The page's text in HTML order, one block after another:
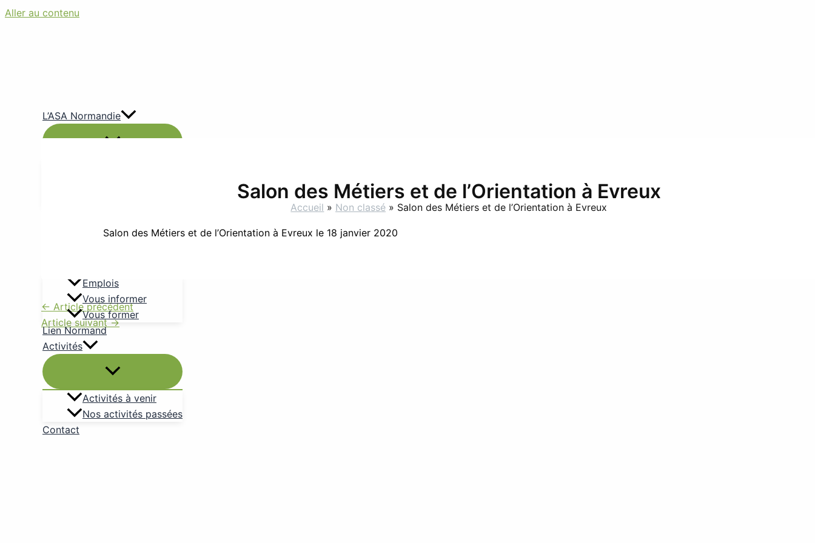
Aller au contenu
L’ASA Normandie
Emplois
Vous informer
Vous former
Lien Normand
Activités
Activités à venir
Nos activités passées
Contact
Salon des Métiers et de l’Orientation à Evreux
Accueil Non classé Salon des Métiers et de l’Orientation à Evreux
Salon des Métiers et de l’Orientation à Evreux le 18 janvier 2020
← Article précédent
Article suivant→